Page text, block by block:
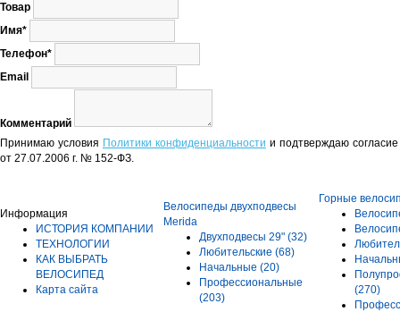
Товар
Имя*
Телефон*
Email
Комментарий
Принимаю условия Политики конфиденциальности и подтверждаю
от 27.07.2006 г. № 152-ФЗ.
Информация
ИСТОРИЯ КОМПАНИИ
ТЕХНОЛОГИИ
КАК ВЫБРАТЬ
ВЕЛОСИПЕД
Карта сайта
Велосипеды двухподвесы
Merida
Двухподвесы 29" (32)
Любительские (68)
Начальные (20)
Профессиональные
(203)
Горные
(270)